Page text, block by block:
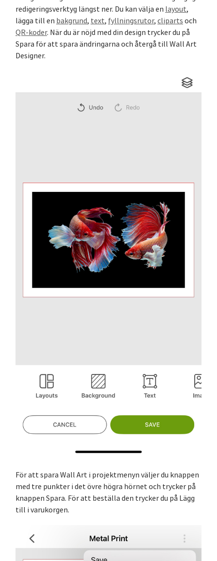
redigeringsverktyg längst ner. Du kan välja en layout,
lägga till en bakgrund, text, fyllningsrutor, cliparts och
QR-koder. När du är nöjd med din design trycker du på
Spara för att spara ändringarna och återgå till Wall Art
Designer.
För att spara Wall Art i projektmenyn väljer du knappen
med tre punkter i det övre högra hörnet och trycker på
knappen Spara. För att beställa den trycker du på Lägg
till i varukorgen.